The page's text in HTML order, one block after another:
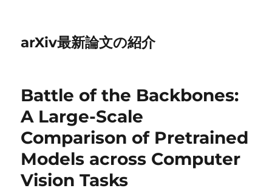
arXiv最新論文の紹介
Battle of the Backbones:
A Large-Scale
Comparison of Pretrained
Models across Computer
Vision Tasks